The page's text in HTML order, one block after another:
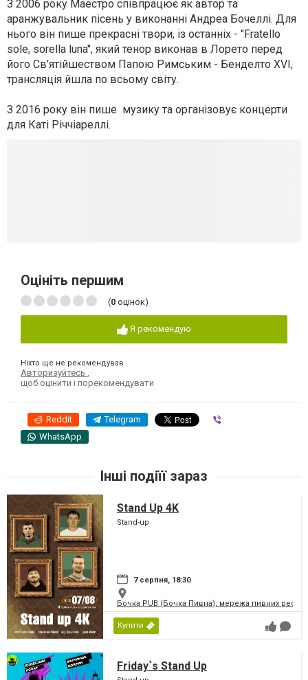
З 2006 року Маестро співпрацює як автор та
аранжувальник пісень у виконанні Андреа Бочеллі. Для
нього він пише прекрасні твори, із останніх - "Fratello
sole, sorella luna", який тенор виконав в Лорето перед
його Св'ятійшеством Папою Римським - Бенделто XVI,
трансляція йшла по всьому світу.
З 2016 року він пише музику та організовує концерти
для Каті Річчіареллі.
Оцініть першим
(0 оцінок)
Я рекомендую
Ніхто ще не рекомендував
Авторизуйтесь
щоб оцінити і порекомендувати
Reddit Telegram
WhatsApp
Інші подіїї зараз
Stand Up 4K
Stand-up
7 серпня, 18:30
Бочка PUB (Бочка Пивна), мережа пивних
Купити
Friday`s Stand Up